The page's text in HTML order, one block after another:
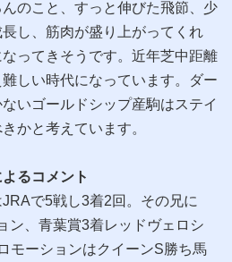
のこと、すっと伸びた飛節、少
し、筋肉が盛り上がってくれ
ってきそうです。近年芝中距離
しい時代になっています。ダー
いゴールドシップ産駒はステイ
かと考えています。
るコメント
で5戦し3着2回。その兄に
ン、青葉賞3着レッドヴェロシ
モーションはクイーンS勝ち馬